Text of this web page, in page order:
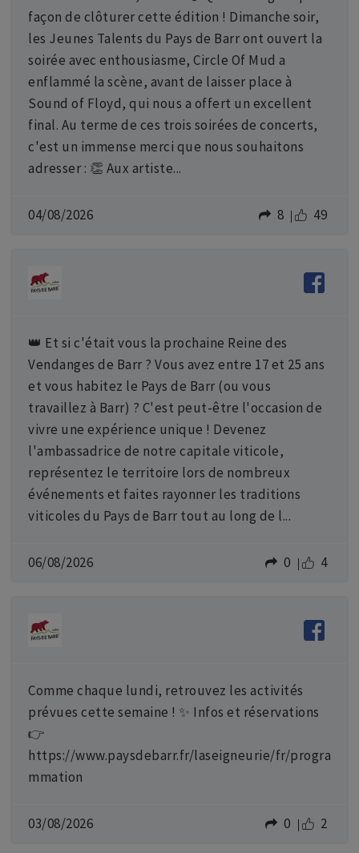
façon de clôturer cette édition ! Dimanche soir,
les Jeunes Talents du Pays de Barr ont ouvert la
soirée avec enthousiasme, Circle Of Mud a
enflammé la scène, avant de laisser place à
Sound of Floyd, qui nous a offert un excellent
final. Au terme de ces trois soirées de concerts,
c'est un immense merci que nous souhaitons
adresser : 👏 Aux artiste...
04/08/2026 49
8
👑 Et si c'était vous la prochaine Reine des
Vendanges de Barr ? Vous avez entre 17 et 25 ans
et vous habitez le Pays de Barr (ou vous
travaillez à Barr) ? C'est peut-être l'occasion de
vivre une expérience unique ! Devenez
l'ambassadrice de notre capitale viticole,
représentez le territoire lors de nombreux
événements et faites rayonner les traditions
viticoles du Pays de Barr tout au long de l...
06/08/2026 4
0
Comme chaque lundi, retrouvez les activités
prévues cette semaine ! ✨ Infos et réservations
👉
https://www.paysdebarr.fr/laseigneurie/fr/progra
mmation
03/08/2026 2
0